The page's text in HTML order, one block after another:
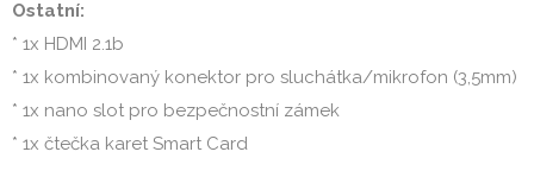
Ostatní:
* 1x HDMI 2.1b
* 1x kombinovaný konektor pro sluchátka/mikrofon (3,5mm)
* 1x nano slot pro bezpečnostní zámek
* 1x čtečka karet Smart Card